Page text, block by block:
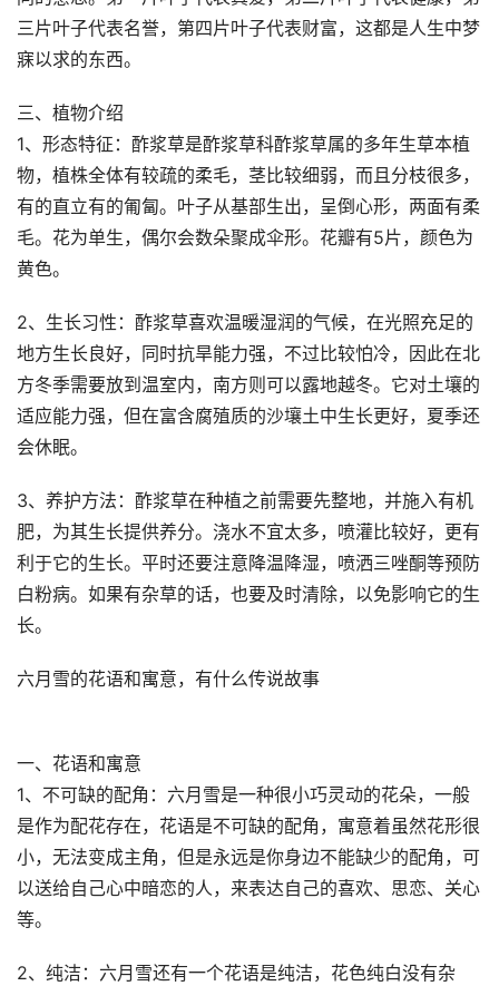
三片叶子代表名誉，第四片叶子代表财富，这都是人生中梦
寐以求的东西。
三、植物介绍
1、形态特征：酢浆草是酢浆草科酢浆草属的多年生草本植
物，植株全体有较疏的柔毛，茎比较细弱，而且分枝很多，
有的直立有的匍匐。叶子从基部生出，呈倒心形，两面有柔
毛。花为单生，偶尔会数朵聚成伞形。花瓣有5片，颜色为
黄色。
2、生长习性：酢浆草喜欢温暖湿润的气候，在光照充足的
地方生长良好，同时抗旱能力强，不过比较怕冷，因此在北
方冬季需要放到温室内，南方则可以露地越冬。它对土壤的
适应能力强，但在富含腐殖质的沙壤土中生长更好，夏季还
会休眠。
3、养护方法：酢浆草在种植之前需要先整地，并施入有机
肥，为其生长提供养分。浇水不宜太多，喷灌比较好，更有
利于它的生长。平时还要注意降温降湿，喷洒三唑酮等预防
白粉病。如果有杂草的话，也要及时清除，以免影响它的生
长。
六月雪的花语和寓意，有什么传说故事
一、花语和寓意
1、不可缺的配角：六月雪是一种很小巧灵动的花朵，一般
是作为配花存在，花语是不可缺的配角，寓意着虽然花形很
小，无法变成主角，但是永远是你身边不能缺少的配角，可
以送给自己心中暗恋的人，来表达自己的喜欢、思恋、关心
等。
2、纯洁：六月雪还有一个花语是纯洁，花色纯白没有杂